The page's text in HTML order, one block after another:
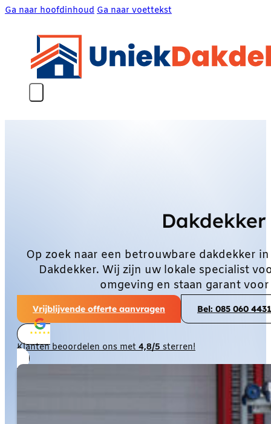
Ga naar hoofdinhoud Ga naar voettekst
Op zoek naar een betrouwbare dakdekker
Dakdekker. Wij zijn uw lokale specialist
omgeving en staan garant
Vrijblijvende offerte aanvragen Bel: 085 060 4431
Klanten beoordelen ons met4,8/5sterren!